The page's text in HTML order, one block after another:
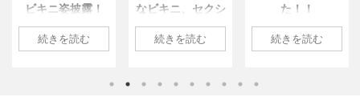
【信長の野望・新生】米問屋をど
気になるニュースまとめアンテナ
(8/29 00:02)
なるニュースまとめアンテナ
(8/29
海外「日本よ、お前がナンバーワ
ゅーすなう！ まとめアンテナ
22:36)
ゅーすなう！ まとめアンテナ
ビキニ姿披露！
「えっちいすぎ
る」絶賛の声殺到
続きを読む
なビキニ、セクシ
ーニット、ランジ
ェリー姿披露
2023/04/01(土)
続きを読む
た！！
1: 名無しさん
2022/06/20(月)
続きを読む